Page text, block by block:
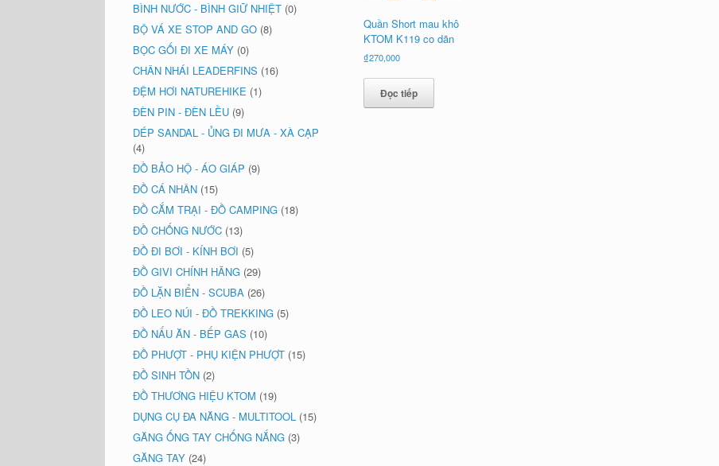
Quần Short mau khô
KTOM K119 co dãn
₫270,000
Đọc tiếp
BÌNH NƯỚC - BÌNH GIỮ NHIỆT (0)
BỘ VÁ XE STOP AND GO (8)
BỌC GỐI ĐI XE MÁY (0)
CHÂN NHÁI LEADERFINS (16)
ĐỆM HƠI NATUREHIKE (1)
ĐÈN PIN - ĐÈN LỀU (9)
DÉP SANDAL - ỦNG ĐI MƯA - XÀ CẠP
(4)
ĐỒ BẢO HỘ - ÁO GIÁP (9)
ĐỒ CÁ NHÂN (15)
ĐỒ CẮM TRẠI - ĐỒ CAMPING (18)
ĐỒ CHỐNG NƯỚC (13)
ĐỒ ĐI BƠI - KÍNH BƠI (5)
ĐỒ GIVI CHÍNH HÃNG (29)
ĐỒ LẶN BIỂN - SCUBA (26)
ĐỒ LEO NÚI - ĐỒ TREKKING (5)
ĐỒ NẤU ĂN - BẾP GAS (10)
ĐỒ PHƯỢT - PHỤ KIỆN PHƯỢT (15)
ĐỒ SINH TỒN (2)
ĐỒ THƯƠNG HIỆU KTOM (19)
DỤNG CỤ ĐA NĂNG - MULTITOOL (15)
GĂNG ỐNG TAY CHỐNG NẮNG (3)
GĂNG TAY (24)